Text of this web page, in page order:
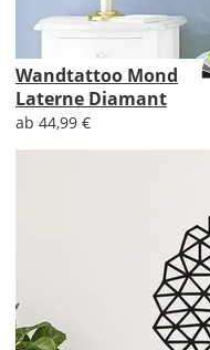
Wandtattoo Mond
Laterne Diamant
ab 44,99 €